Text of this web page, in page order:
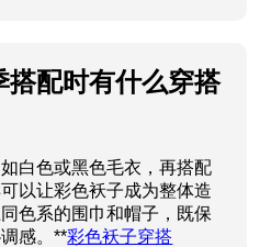
搭配时有什么穿搭
白色或黑色毛衣，再搭配
以让彩色袄子成为整体造
色系的围巾和帽子，既保
感。**彩色袄子穿搭